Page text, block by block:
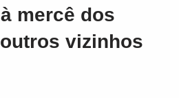
mercê dos
vizinhos